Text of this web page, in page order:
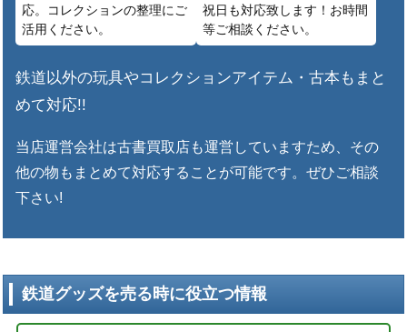
応。コレクションの整理にご
活用ください。
祝日も対応致します！お時間
等ご相談ください。
鉄道以外の玩具やコレクションアイテム・古本もまと
めて対応!!
当店運営会社は古書買取店も運営していますため、その
他の物もまとめて対応することが可能です。ぜひご相談
下さい!
鉄道グッズを売る時に役立つ情報